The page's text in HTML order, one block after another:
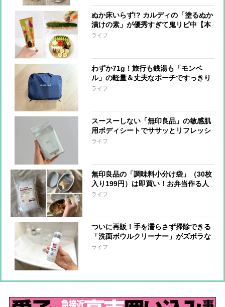
ぬか床いらず!? カルディの「塗るぬか
漬けの素」が優秀すぎて鬼リピ中【本
日のお気に入り】
ライフ
わずか71g！旅行も銭湯も「モンベ
ル」の軽量＆丈夫なポーチですっきり
快適【本日のお気に入り】
ライフ
スースーしない「無印良品」の敏感肌
用ボディシートでササッとリフレッシ
ュ！入院時やアウトドアシーンにも活
ライフ
無印良品の「調味料小分け袋」（30枚
入り199円）は即買い！お弁当作る人
はみんな買ってほしい【本日のお気に
ライフ
ついに再販！手を濡らさず掃除できる
「洗面ボウルクリーナー」がズボラな
私を救う！【本日のお気に入り】
ライフ